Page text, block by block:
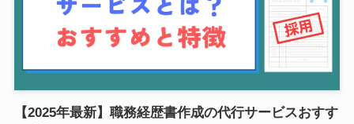
【2025年最新】職務経歴書作成の代行サービスおすす